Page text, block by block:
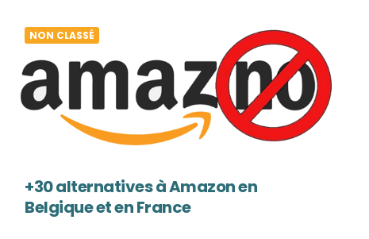
NON CLASSÉ
+30 alternatives à Amazon en
Belgique et en France